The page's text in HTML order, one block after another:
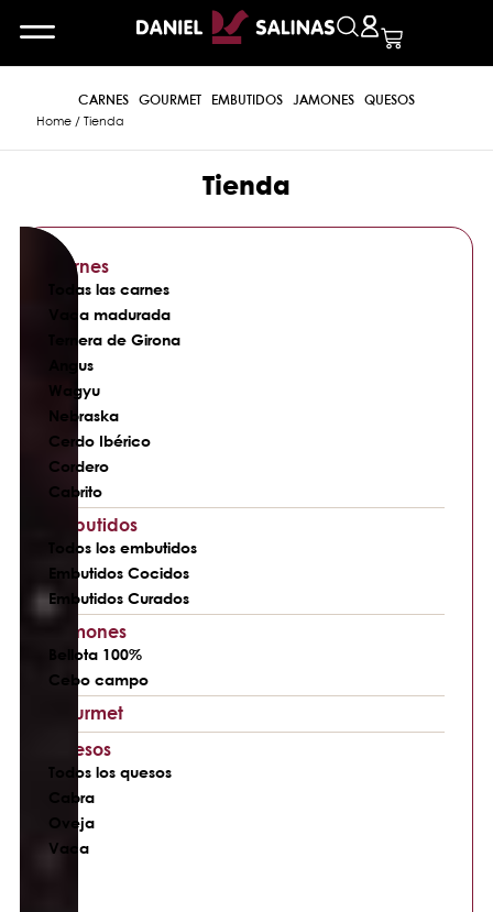
CARNES GOURMET EMBUTIDOS JAMONES QUESOS
Home/ Tienda
Tienda
Carnes
Todas las carnes
Vaca madurada
Ternera de Girona
Angus
Wagyu
Nebraska
Cerdo Ibérico
Cordero
Cabrito
Embutidos
Todos los embutidos
Embutidos Cocidos
Embutidos Curados
Jamones
Bellota 100%
Cebo campo
Gourmet
Quesos
Todos los quesos
Cabra
Oveja
Vaca